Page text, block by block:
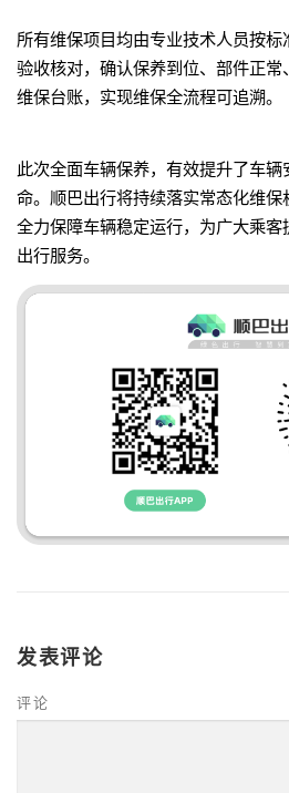
所有维保项目均由专业技术人员按
验收核对，确认保养到位、部件正
维保台账，实现维保全流程可追溯。
此次全面车辆保养，有效提升了车
命。顺巴出行将持续落实常态化维保
全力保障车辆稳定运行，为广大乘
出行服务。
发表评论
评论